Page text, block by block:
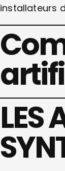
installateurs
LES